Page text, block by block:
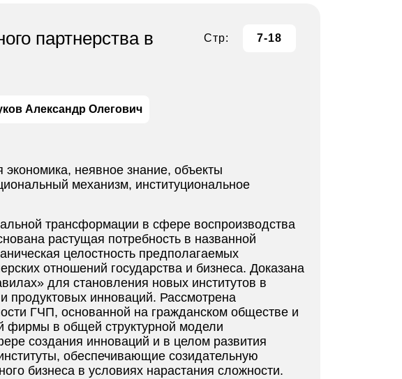
партнерства в
Стр: 7-18
Александр Олегович
экономика, неявное знание, объекты
механизм, институциональное
трансформации в сфере воспроизводства
растущая потребность в названной
целостность предполагаемых
отношений государства и бизнеса. Доказана
для становления новых институтов в
продуктовых инноваций. Рассмотрена
ГЧП, основанной на гражданском обществе и
фирмы в общей структурной модели
создания инноваций и в целом развития
обеспечивающие созидательную
бизнеса в условиях нарастания сложности.